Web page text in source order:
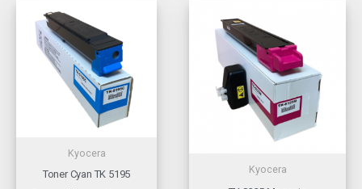
Kyocera
Toner Cyan TK 5195
Kyocera